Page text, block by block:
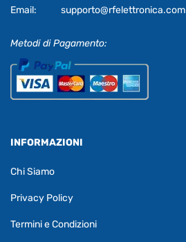
Email:
supporto@rfelettronica.com
Metodi di Pagamento:
INFORMAZIONI
Chi Siamo
Privacy Policy
Termini e Condizioni